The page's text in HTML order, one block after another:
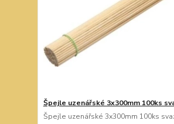
Špejle uzenářské 3x300mm 100ks
Špejle uzenářské 3x300mm 100ks